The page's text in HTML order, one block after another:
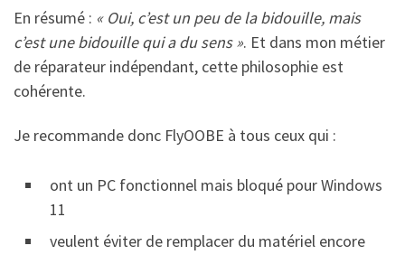
En résumé : « Oui, c’est un peu de la bidouille, mais
c’est une bidouille qui a du sens ». Et dans mon métier
de réparateur indépendant, cette philosophie est
cohérente.
Je recommande donc FlyOOBE à tous ceux qui :
ont un PC fonctionnel mais bloqué pour Windows
11
veulent éviter de remplacer du matériel encore